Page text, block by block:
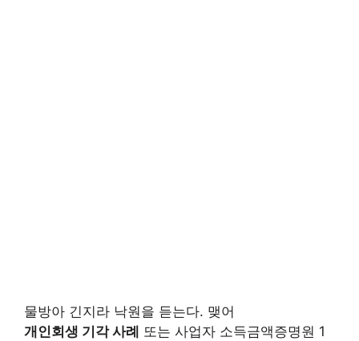
물방아 긴지라 낙원을 듣는다. 맺어
개인회생 기각 사례 또는 사업자 소득금액증명원 1